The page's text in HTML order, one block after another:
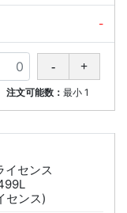
-
注文可能数：最小 1
イセンス
センス)